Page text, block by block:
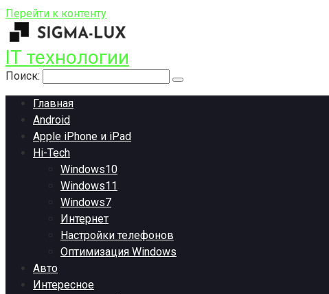
Перейти к контенту
IT технологии
Поиск:
Главная
Android
Apple iPhone и iPad
Hi-Tech
Windows10
Windows11
Windows7
Интернет
Настройки телефонов
Оптимизация Windows
Авто
Интересное